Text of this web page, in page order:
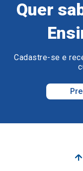
Quer
Cadastre-se e